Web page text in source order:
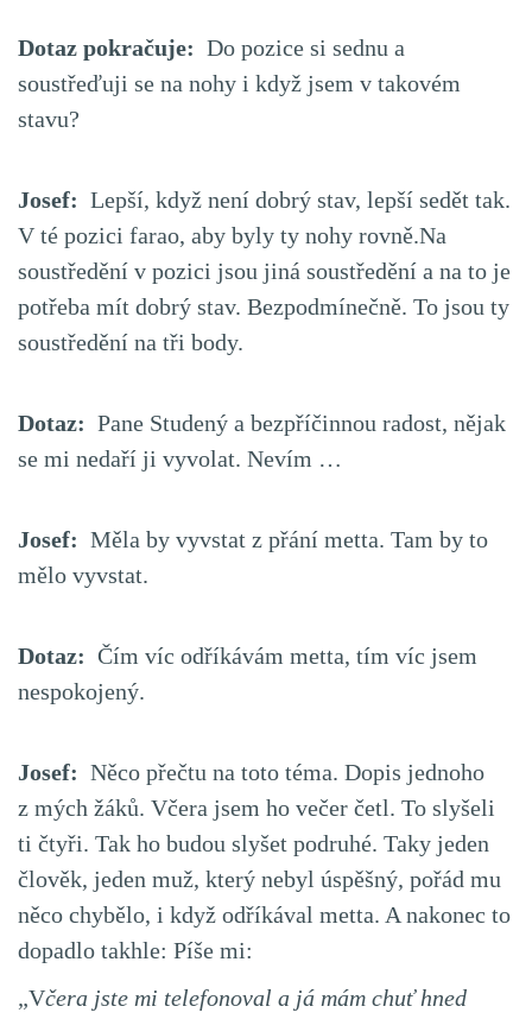
Dotaz pokračuje: Do pozice si sednu a
soustřeďuji se na nohy i když jsem v takovém
stavu?
Josef: Lepší, když není dobrý stav, lepší sedět tak.
V té pozici farao, aby byly ty nohy rovně.Na
soustředění v pozici jsou jiná soustředění a na to je
potřeba mít dobrý stav. Bezpodmínečně. To jsou ty
soustředění na tři body.
Dotaz: Pane Studený a bezpříčinnou radost, nějak
se mi nedaří ji vyvolat. Nevím …
Josef: Měla by vyvstat z přání metta. Tam by to
mělo vyvstat.
Dotaz: Čím víc odříkávám metta, tím víc jsem
nespokojený.
Josef: Něco přečtu na toto téma. Dopis jednoho
z mých žáků. Včera jsem ho večer četl. To slyšeli
ti čtyři. Tak ho budou slyšet podruhé. Taky jeden
člověk, jeden muž, který nebyl úspěšný, pořád mu
něco chybělo, i když odříkával metta. A nakonec to
dopadlo takhle: Píše mi:
„Včera jste mi telefonoval a já mám chuť hned